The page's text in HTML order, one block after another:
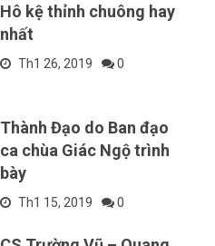
Hô kệ thỉnh chuông hay
nhất
Th1 26, 2019 0
Thành Đạo do Ban đạo
ca chùa Giác Ngộ trình
bày
Th1 15, 2019 0